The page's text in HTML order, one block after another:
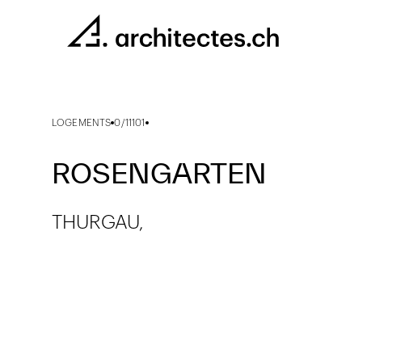
LOGEMENTS 0/11101
ROSENGARTEN
THURGAU,